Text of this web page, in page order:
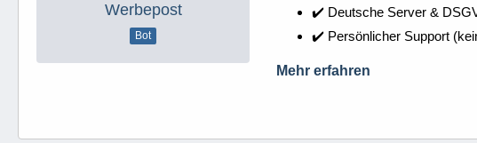
Werbepost
Bot
✔️ Deutsche Server &
✔️ Persönlicher Support
Mehr erfahren